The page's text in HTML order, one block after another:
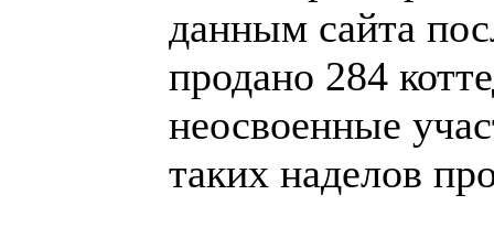
данным сайта
продано 284
неосвоенные
таких наделов